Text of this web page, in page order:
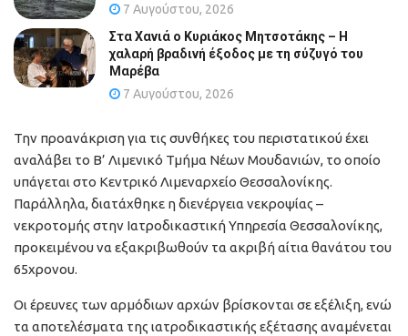
7 Αυγούστου, 2026
Στα Χανιά ο Κυριάκος Μητσοτάκης – Η
χαλαρή βραδινή έξοδος με τη σύζυγό του
Μαρέβα
7 Αυγούστου, 2026
Την προανάκριση για τις συνθήκες του περιστατικού έχει
αναλάβει το Β’ Λιμενικό Τμήμα Νέων Μουδανιών, το οποίο
υπάγεται στο Κεντρικό Λιμεναρχείο Θεσσαλονίκης.
Παράλληλα, διατάχθηκε η διενέργεια νεκροψίας –
νεκροτομής στην Ιατροδικαστική Υπηρεσία Θεσσαλονίκης,
προκειμένου να εξακριβωθούν τα ακριβή αίτια θανάτου του
65χρονου.
Οι έρευνες των αρμόδιων αρχών βρίσκονται σε εξέλιξη, ενώ
τα αποτελέσματα της ιατροδικαστικής εξέτασης αναμένεται